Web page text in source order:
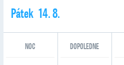
Pátek 14. 8.
NOC DOPOLEDNE